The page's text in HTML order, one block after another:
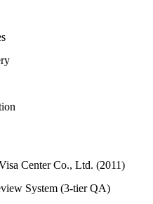
Center Co., Ltd. (2011)
System (3-tier QA)